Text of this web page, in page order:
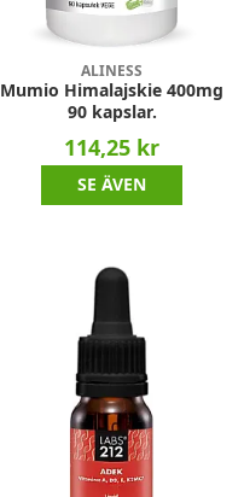
ALINESS
Mumio Himalajskie 400mg
90 kapslar.
114,25 kr
SE ÄVEN